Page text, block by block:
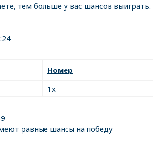
тем больше у вас шансов выиграть.
Номер
1x
равные шансы на победу